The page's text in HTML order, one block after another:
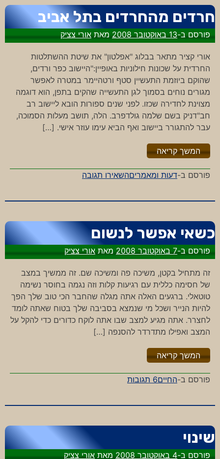
הדת?
חרדים מהחרדים בתל אביב
פורסם ב-13 באוקטובר 2008 מאתאורי צציק
אורי קציר מתאר בבלוג "אפלטון" את שיטת ההשתלטות
החרדית על שכונות חילוניות באופיין:"היישוב כפר ורדים,
שהוקם ביוזמת התעשיין סטף ורטהיימר במטרה לאפשר
מגורים נוחים בסמוך לגן התעשייה שהקים בתפן, הוא דוגמה
מצוינת לחדירה שכזו. לפני שנים ספורות הובא ליישוב רב
חב"דניק בשם שלמה גולדפרב. הלה, תושב מעלות הסמוכה,
עבר להתגורר ביישוב ואף הביא עימו עוזר אישי. […]
המשך קריאה"%s"
פורסם ב-דעות ומאמריםהשאירו תגובה
מהחרדים
אביב
כשאי אפשר לנשום
פורסם ב-7 באוקטובר 2008 מאתאורי צציק
זה מתחיל בקטן, משיכה פה ומשיכה שם. זה ממשיך במצב
של חסימה כללית עם רגיעות קלות וזה נגמה בחוסר נשימה
טוטאלי. ברגעים האלה אתה מגלה שהחבר הכי טוב שלך הפך
להיות הנייר ושכל מי שנמצא בסביבה שלך בטוח שאתה לומד
לחצרר. אתה מגיע למצב שבו אתה לוקח כדורים כדי להקל על
המצב ואפילו מתדרדר להסנפה […]
המשך קריאה"%s"
פורסם ב-החיים6 תגובות
על
אפשר
שינוי
פורסם ב-4 באוקטובר 2008 מאתאורי צציק